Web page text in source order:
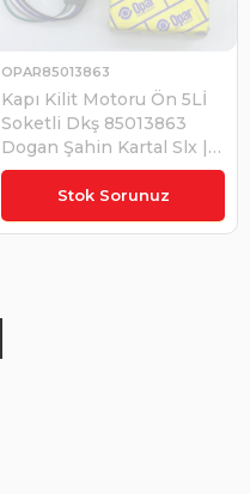
Stok Sorunuz
Kapı Kilit Motoru Ön 5Lİ
Soketli Dkş 85013863
Dogan Şahin Kartal Slx |
OPAR 85013863
OPAR85013863